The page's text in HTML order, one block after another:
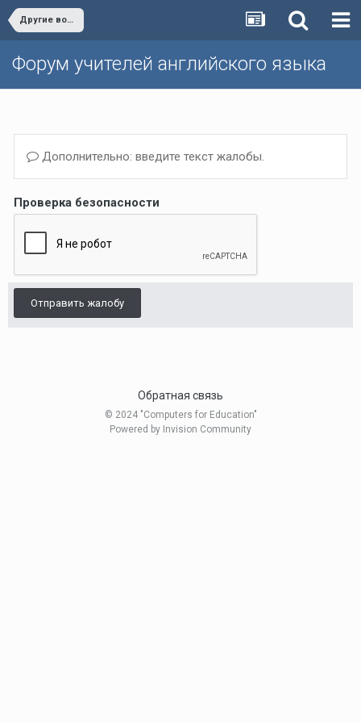
Другие вопросы (Темы, не вошедшие в другие разделы)/Other issues
Форум учителей английского языка
Дополнительно: введите текст жалобы.
Проверка безопасности
Отправить жалобу
Обратная связь
© 2024 "Computers for Education"
Powered by Invision Community